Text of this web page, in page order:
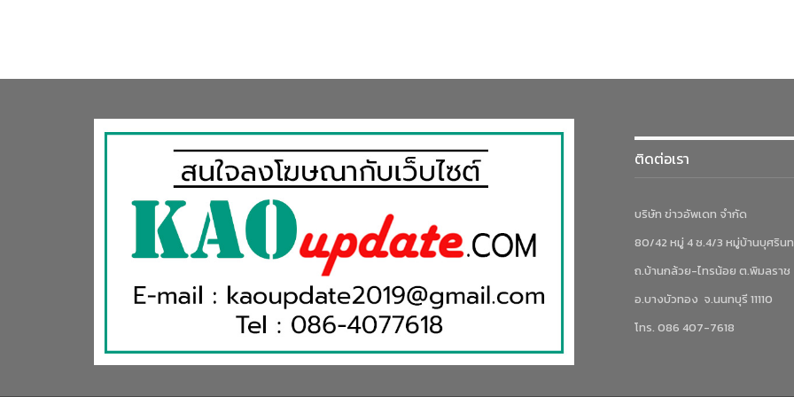
ติดต่อเรา
บริษัท ข่าวอัพเดท จำกัด
80/42 หมู่ 4 ซ.4/3 หมู่บ้านบุศริน
ถ.บ้านกล้วย-ไทรน้อย ต.พิมลราช
อ.บางบัวทอง จ.นนทบุรี 11110
โทร. 086 407-7618